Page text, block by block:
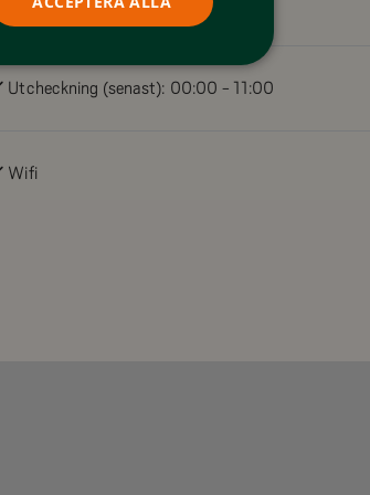
Utcheckning (senast): 00:00 - 11:00
Wifi